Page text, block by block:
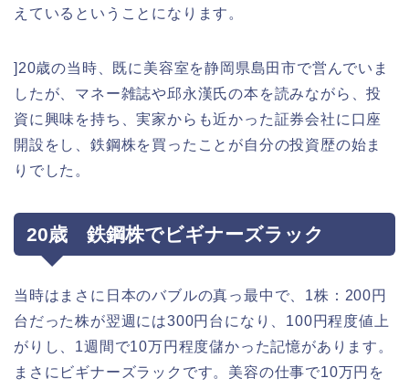
えているということになります。
]20歳の当時、既に美容室を静岡県島田市で営んでいま
したが、マネー雑誌や邱永漢氏の本を読みながら、投
資に興味を持ち、実家からも近かった証券会社に口座
開設をし、鉄鋼株を買ったことが自分の投資歴の始ま
りでした。
20歳 鉄鋼株でビギナーズラック
当時はまさに日本のバブルの真っ最中で、1株：200円
台だった株が翌週には300円台になり、100円程度値上
がりし、1週間で10万円程度儲かった記憶があります。
まさにビギナーズラックです。美容の仕事で10万円を